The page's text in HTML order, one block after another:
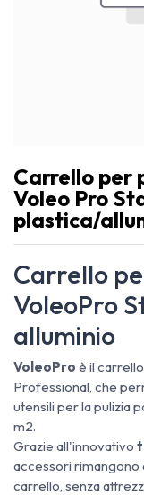
Carrello per
Voleo Pro
plastica/
Carrello
VoleoPro
alluminio
VoleoPro è il
Professional, che
utensili per la pulizia
m2.
Grazie all'innovativo
accessori rimangono
carrello, senza